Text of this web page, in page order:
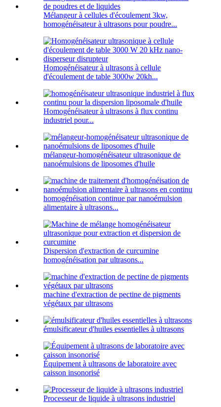
Mélangeur à cellules d'écoulement 3kw,
homogénéisateur à ultrasons pour poudre...
Homogénéisateur à ultrasons à cellule
d'écoulement de table 3000w 20kh...
Homogénéisateur à ultrasons à flux continu
industriel pour...
mélangeur-homogénéisateur ultrasonique de
nanoémulsions de liposomes d'huile
homogénéisation continue par nanoémulsion
alimentaire à ultrasons...
Dispersion d'extraction de curcumine
homogénéisation par ultrasons...
machine d'extraction de pectine de pigments
végétaux par ultrasons
émulsificateur d'huiles essentielles à ultrasons
Équipement à ultrasons de laboratoire avec
caisson insonorisé
Processeur de liquide à ultrasons industriel